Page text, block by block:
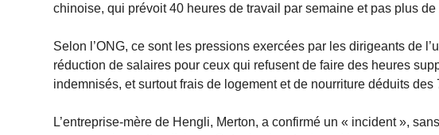
chinoise, qui prévoit 40 heures de travail par semaine et pas plus
Selon l’ONG, ce sont les pressions exercées par les dirigeants de
réduction de salaires pour ceux qui refusent de faire des heures
indemnisés, et surtout frais de logement et de nourriture déduits
L’entreprise-mère de Hengli, Merton, a confirmé un « incident »,